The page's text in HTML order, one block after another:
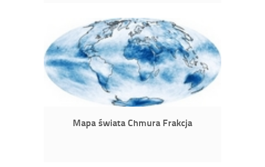
Mapa świata Chmura Frakcja